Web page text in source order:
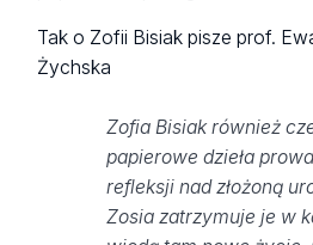
Tak o Zofii Bisiak pisze prof.
Żychska
Zofia Bisiak również
papierowe dzieła
refleksji nad złożoną
Zosia zatrzymuje je w